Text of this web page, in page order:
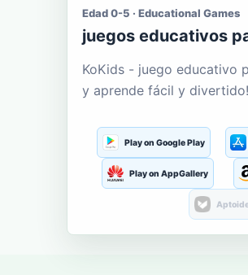
Edad 0-5 · Educational Games
juegos educativos
KoKids - juego educativo
y aprende fácil y divertido!
Play on Google Play
Play on AppGallery